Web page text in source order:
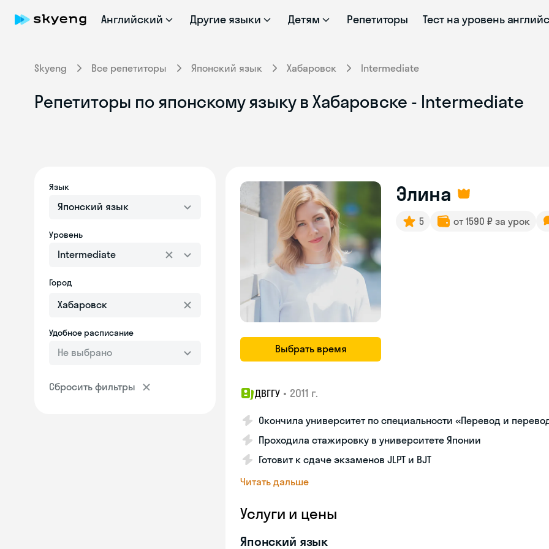
Английский Другие языки Детям Репетиторы Тест на уровень
Skyeng Все репетиторы Японский язык Хабаровск Intermediate
Репетиторы по японскому языку в Хабаровске - Intermediate
Язык
Японский язык
Уровень
Intermediate
Город
Удобное расписание
Не выбрано
Сбросить фильтры
Выбрать время
Элина
5 от 1590 ₽ за урок
ДВГГУ • 2011 г.
Окончила университет по специальности «Перевод и
Проходила стажировку в университете Японии
Готовит к сдаче экзаменов JLPT и BJT
Читать дальше
Услуги и цены
Японский язык